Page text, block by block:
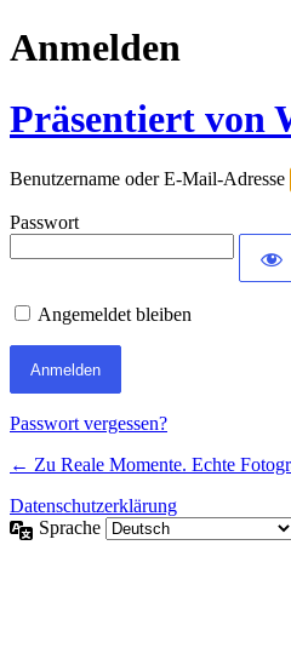
Anmelden
Präsentiert von
Benutzername oder E-Mail-Adresse
Passwort
Angemeldet bleiben
Passwort vergessen?
← Zu Reale Momente. Echte
Datenschutzerklärung
Sprache